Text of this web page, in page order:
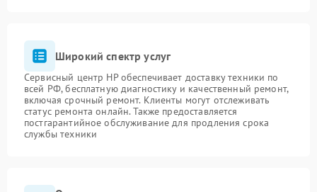
Широкий спектр услуг
Сервисный центр HP обеспечивает доставку техники по
всей РФ, бесплатную диагностику и качественный ремонт,
включая срочный ремонт. Клиенты могут отслеживать
статус ремонта онлайн. Также предоставляется
постгарантийное обслуживание для продления срока
службы техники